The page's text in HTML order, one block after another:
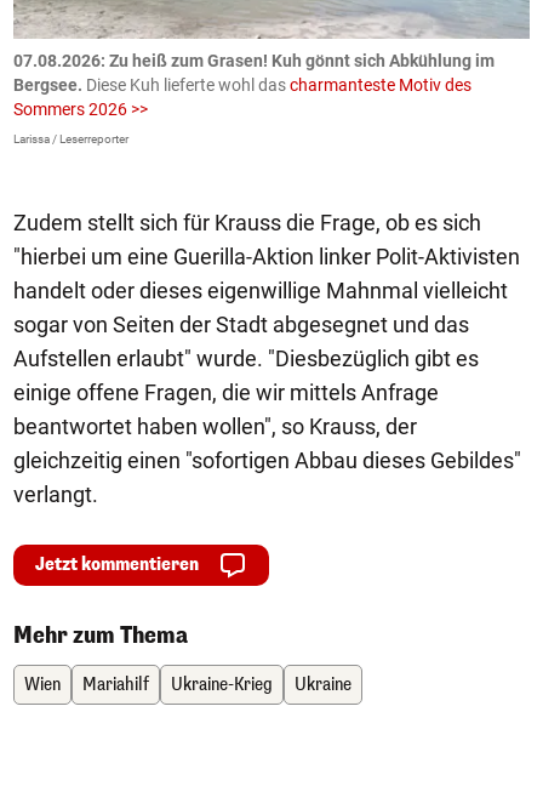
07.08.2026: Zu heiß zum Grasen! Kuh gönnt sich Abkühlung im
Bergsee. Diese Kuh lieferte wohl dascharmanteste Motiv des
Sommers 2026 >>
Larissa / Leserreporter
Zudem stellt sich für Krauss die Frage, ob es sich
"hierbei um eine Guerilla-Aktion linker Polit-Aktivisten
handelt oder dieses eigenwillige Mahnmal vielleicht
sogar von Seiten der Stadt abgesegnet und das
Aufstellen erlaubt" wurde. "Diesbezüglich gibt es
einige offene Fragen, die wir mittels Anfrage
beantwortet haben wollen", so Krauss, der
gleichzeitig einen "sofortigen Abbau dieses Gebildes"
verlangt.
Jetzt kommentieren
Mehr zum Thema
Wien Mariahilf Ukraine-Krieg Ukraine